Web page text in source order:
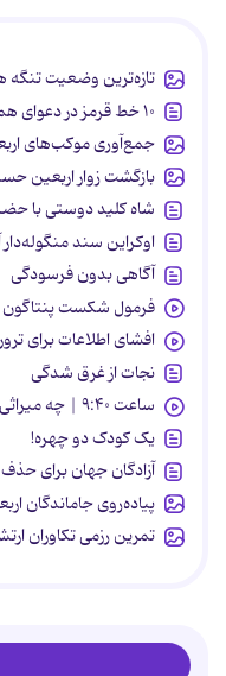
تازه‌ترین وضعیت تنگه
۱۰ خط قرمز در دعوای همسران
جمع‌آوری موکب‌های
بازگشت زوار اربعین
شاه کلید دوستی با
اوکراین سند منگوله‌دار
آگاهی بدون فرسودگی
فرمول شکست پنتاگون
افشای اطلاعات برای
نجات از غرق شدگی
ساعت ۹:۴۰ | چه میراثی از خود به جای گذاشت؟
یک کودک دو چهره!
آزادگان جهان برای
پیاده‌روی جاماندگان
تمرین رزمی تکاوران